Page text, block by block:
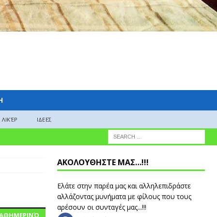
ΛΙΚΈΡ ΙΔΕΕΣ
ΑΚΟΛΟΥΘΗΣΤΕ ΜΑΣ…!!!
Ελάτε στην παρέα μας και αλληλεπιδράστε
αλλάζοντας μυνήματα με φίλους που τους
αρέσουν οι συνταγές μας...!!!